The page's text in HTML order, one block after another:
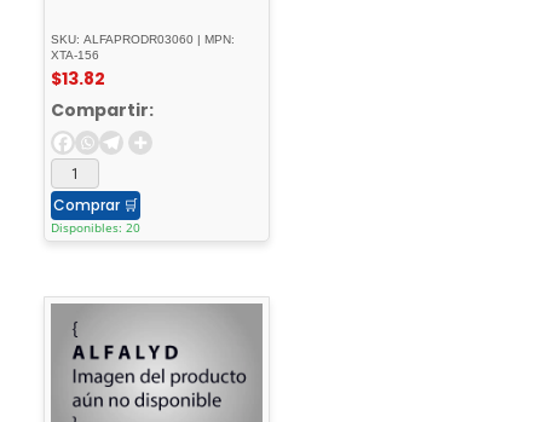
SKU: ALFAPRODR03060 | MPN:
XTA-156
$13.82
Compartir:
Comprar 🛒
Disponibles: 20